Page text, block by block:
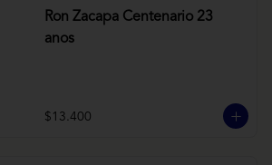
Ron Zacapa Centenario 23
anos
$13.400